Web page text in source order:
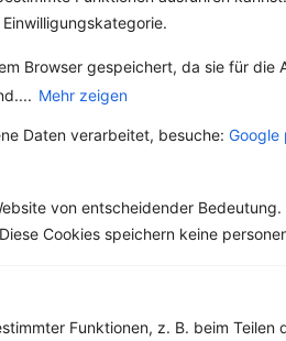
Browser gespeichert, da sie für die
Mehr zeigen
Daten verarbeitet, besuche: Google
von entscheidender Bedeutung.
Cookies speichern keine
Funktionen, z. B. beim Teilen
255 kcal
5 g